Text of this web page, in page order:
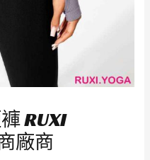
RUXI
廠商